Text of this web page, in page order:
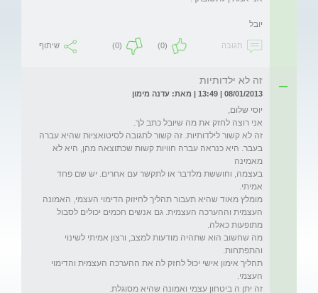
יובל
תגובה (0)
(0) שיתוף
זה לא ילדותיות
08/01/2013 | 13:49 | מאת: עדנה מימון
בעבר. היא כנראה עברה חוויות קשות שכתוצאה מהן, היא לא
בעצמה, וחוששת מלדבר או לתקשר עם אחרים. יש שם פחד
מומלץ מאוד שהיא תעבור תהליך לחיזוק הדימוי העצמי, האמונה
העצמית וההערכה העצמית. גם אנשים חכמים יכולים לסבול
מה שחשוב הוא שתהיה מודעות למצב, ורצון אמיתי לשינוי
תהליך אימון אישי יכול לחזק לה את ההערכה העצמית והדימוי